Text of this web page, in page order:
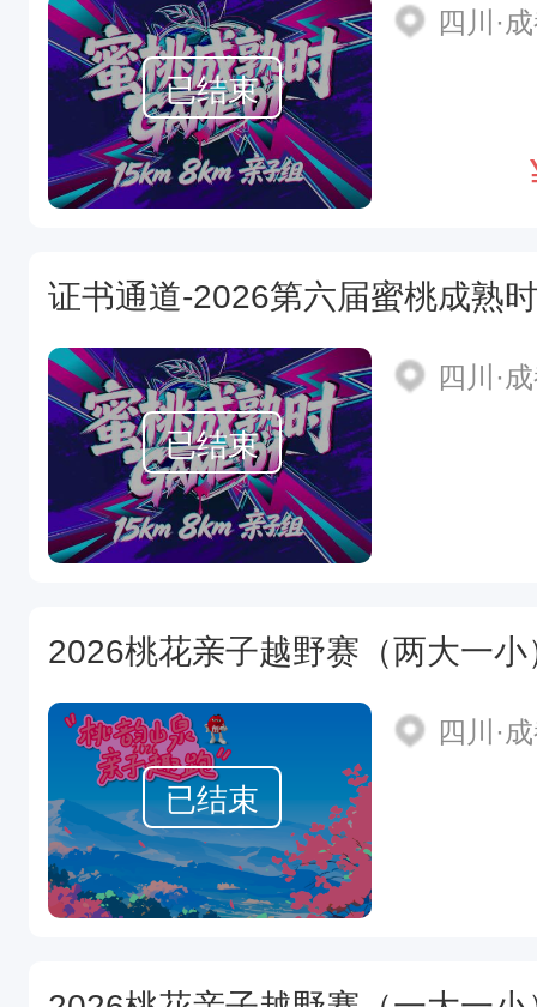
已结束
四川·
证书通道-2026第六届蜜桃成熟
已结束
四川·
2026桃花亲子越野赛（两大一小
已结束
四川·